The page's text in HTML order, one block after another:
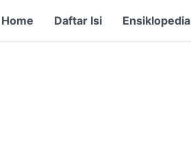
Home Daftar Isi Ensiklopedia